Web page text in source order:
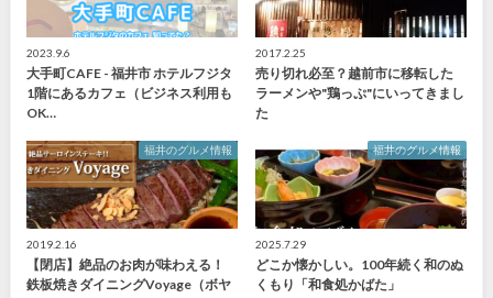
2023.9.6
大手町CAFE - 福井市 ホテルフジタ
1階にあるカフェ（ビジネス利用も
OK…
2017.2.25
売り切れ必至？越前市に移転した
ラーメンや"鶏っぷ"にいってきまし
た
福井のグルメ情報
2019.2.16
【閉店】絶品のお肉が味わえる！
鉄板焼きダイニングVoyage（ボヤ
福井のグルメ情報
2025.7.29
どこか懐かしい。100年続く和のぬ
くもり「和食処かばた」